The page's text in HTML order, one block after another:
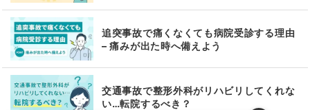
追突事故で痛くなくても病院受診する理由
– 痛みが出た時へ備えよう
交通事故で整形外科がリハビリしてくれな
い…転院するべき？